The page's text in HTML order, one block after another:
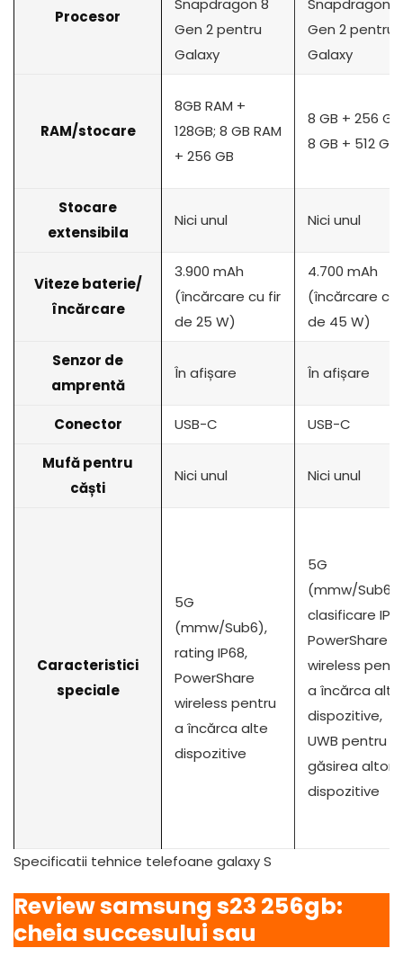
Procesor
Snapdragon 8
Gen 2 pentru
Galaxy
Snapdragon 8
Gen 2 pentru
Galaxy
RAM/stocare
8GB RAM +
128GB; 8 GB RAM
+ 256 GB
8 GB + 256 GB;
8 GB + 512 GB
Stocare
extensibila
Nici unul Nici unul
Viteze baterie/
încărcare
3.900 mAh
(încărcare cu fir
de 25 W)
4.700 mAh
(încărcare cu
de 45 W)
Senzor de
amprentă
În afișare În afișare
Conector USB-C USB-C
Mufă pentru
căști
Nici unul Nici unul
Caracteristici
speciale
5G
(mmw/Sub6),
rating IP68,
PowerShare
wireless pentru
a încărca alte
dispozitive
5G
(mmw/Sub6),
clasificare
PowerShare
wireless
a încărca alte
dispozitive,
UWB pentru
găsirea altor
dispozitive
Specificatii tehnice telefoane galaxy S
Review samsung s23 256gb:
cheia succesului sau